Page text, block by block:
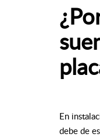
En
debe de